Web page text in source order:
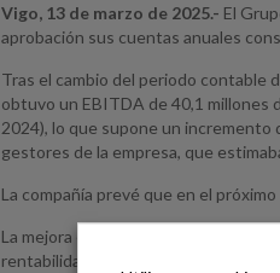
Vigo, 13 de marzo de 2025.- El
aprobación sus cuentas anuales
Tras el cambio del periodo contable
obtuvo un EBITDA de 40,1 millones
2024), lo que supone un incremento
gestores de la empresa, que
La compañía prevé que en el
La mejora en los resultados
rentabilidad de todas las